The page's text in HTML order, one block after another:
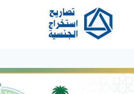
المحتوى